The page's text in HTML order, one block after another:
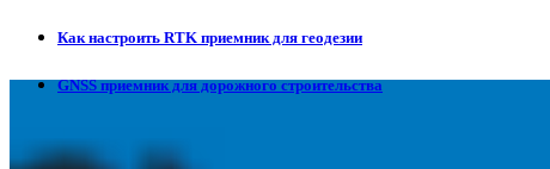
Как настроить RTK приемник для геодезии
GNSS приемник для дорожного строительства